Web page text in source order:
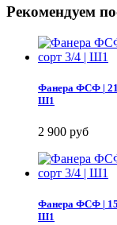
Рекомендуем
Фанера ФСФ |
Ш1
2 900 руб
Фанера ФСФ |
Ш1